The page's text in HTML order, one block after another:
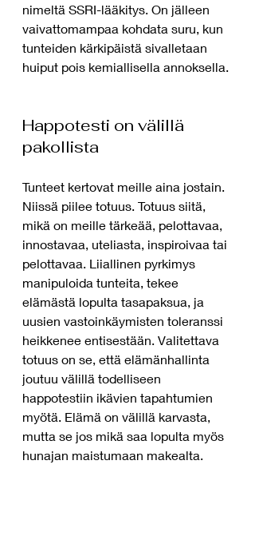
nimeltä SSRI-lääkitys. On jälleen
vaivattomampaa kohdata suru, kun
tunteiden kärkipäistä sivalletaan
huiput pois kemiallisella annoksella.
Happotesti on välillä
pakollista
Tunteet kertovat meille aina jostain.
Niissä piilee totuus. Totuus siitä,
mikä on meille tärkeää, pelottavaa,
innostavaa, uteliasta, inspiroivaa tai
pelottavaa. Liiallinen pyrkimys
manipuloida tunteita, tekee
elämästä lopulta tasapaksua, ja
uusien vastoinkäymisten toleranssi
heikkenee entisestään. Valitettava
totuus on se, että elämänhallinta
joutuu välillä todelliseen
happotestiin ikävien tapahtumien
myötä. Elämä on välillä karvasta,
mutta se jos mikä saa lopulta myös
hunajan maistumaan makealta.